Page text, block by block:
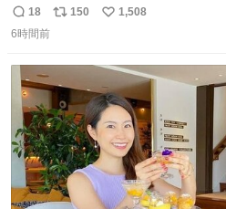
ンプアップハゲ
返
信
18
リ
数
150
い
1,508
6時間前